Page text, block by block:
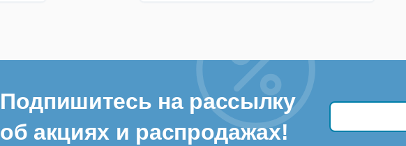
Подпишитесь на рассылку
об акциях и распродажах!